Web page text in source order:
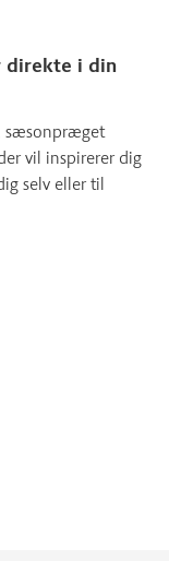
direkte i din
sæsonpræget
vil inspirerer dig
selv eller til